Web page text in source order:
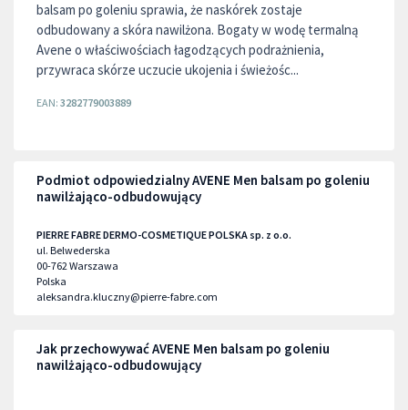
balsam po goleniu sprawia, że naskórek zostaje
odbudowany a skóra nawilżona. Bogaty w wodę termalną
Avene o właściwościach łagodzących podrażnienia,
przywraca skórze uczucie ukojenia i świeżośc...
EAN: 3282779003889
Podmiot odpowiedzialny AVENE Men balsam po goleniu
nawilżająco-odbudowujący
PIERRE FABRE DERMO-COSMETIQUE POLSKA sp. z o.o.
ul. Belwederska
00-762Warszawa
Polska
aleksandra.kluczny@pierre-fabre.com
Jak przechowywać AVENE Men balsam po goleniu
nawilżająco-odbudowujący